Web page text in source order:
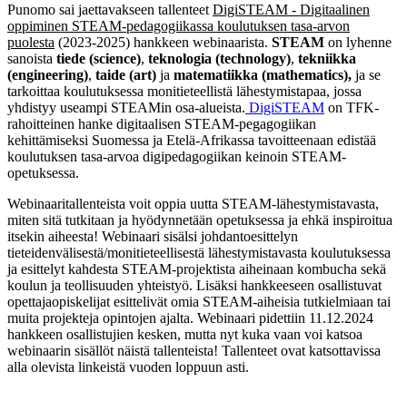
Punomo sai jaettavakseen tallenteet DigiSTEAM - Digitaalinen
oppiminen STEAM-pedagogiikassa koulutuksen tasa-arvon
puolesta (2023-2025) hankkeen webinaarista. STEAM on lyhenne
sanoista tiede (science), teknologia (technology), tekniikka
(engineering), taide (art) ja matematiikka (mathematics), ja se
tarkoittaa koulutuksessa monitieteellistä lähestymistapaa, jossa
yhdistyy useampi STEAMin osa-alueista. DigiSTEAM on TFK-
rahoitteinen hanke digitaalisen STEAM-pegagogiikan
kehittämiseksi Suomessa ja Etelä-Afrikassa tavoitteenaan edistää
koulutuksen tasa-arvoa digipedagogiikan keinoin STEAM-
opetuksessa.
Webinaaritallenteista voit oppia uutta STEAM-lähestymistavasta,
miten sitä tutkitaan ja hyödynnetään opetuksessa ja ehkä inspiroitua
itsekin aiheesta! Webinaari sisälsi johdantoesittelyn
tieteidenvälisestä/monitieteellisestä lähestymistavasta koulutuksessa
ja esittelyt kahdesta STEAM-projektista aiheinaan kombucha sekä
koulun ja teollisuuden yhteistyö. Lisäksi hankkeeseen osallistuvat
opettajaopiskelijat esittelivät omia STEAM-aiheisia tutkielmiaan tai
muita projekteja opintojen ajalta. Webinaari pidettiin 11.12.2024
hankkeen osallistujien kesken, mutta nyt kuka vaan voi katsoa
webinaarin sisällöt näistä tallenteista! Tallenteet ovat katsottavissa
alla olevista linkeistä vuoden loppuun asti.